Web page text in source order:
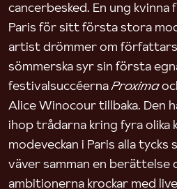
cancerbesked. En ung kvinna
Paris för sitt första stora
artist drömmer om
sömmerska syr sin första
festivalsuccéernaProxima
Alice Winocour tillbaka. Den
ihop trådarna kring fyra olika
modeveckan i Paris alla
väver samman en berättelse
ambitionerna krockar med